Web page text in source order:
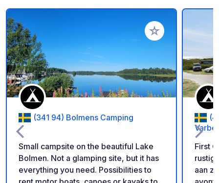
(341 94) Bolmens Camping
Small campsite on the beautiful Lake
Bolmen. Not a glamping site, but it has
everything you need. Possibilities to
First
aan